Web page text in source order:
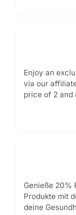
Enjoy an
via our
price of 2 and
Genieße 20%
Produkte mit
deine